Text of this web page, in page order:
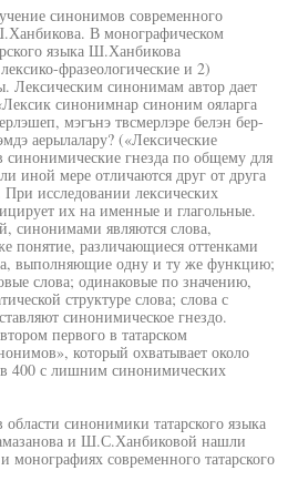
синонимов современного
В монографическом
языка Ш.Ханбикова
фразеологические и 2)
Лексическим синонимам автор дает
синонимнар синоним ояларга
мэгънэ твсмерлэре белэн бер-
аерылалару? («Лексические
гнезда по общему для
иной мере отличаются друг от друга
исследовании лексических
их на именные и глагольные.
являются слова,
понятие, различающиеся оттенками
выполняющие одну и ту же функцию;
слова; одинаковые по значению,
структуре слова; слова с
синонимическое гнездо.
первого в татарском
который охватывает около
400 с лишним синонимических
области синонимики татарского языка
и Ш.С.Ханбиковой нашли
монографиях современного татарского